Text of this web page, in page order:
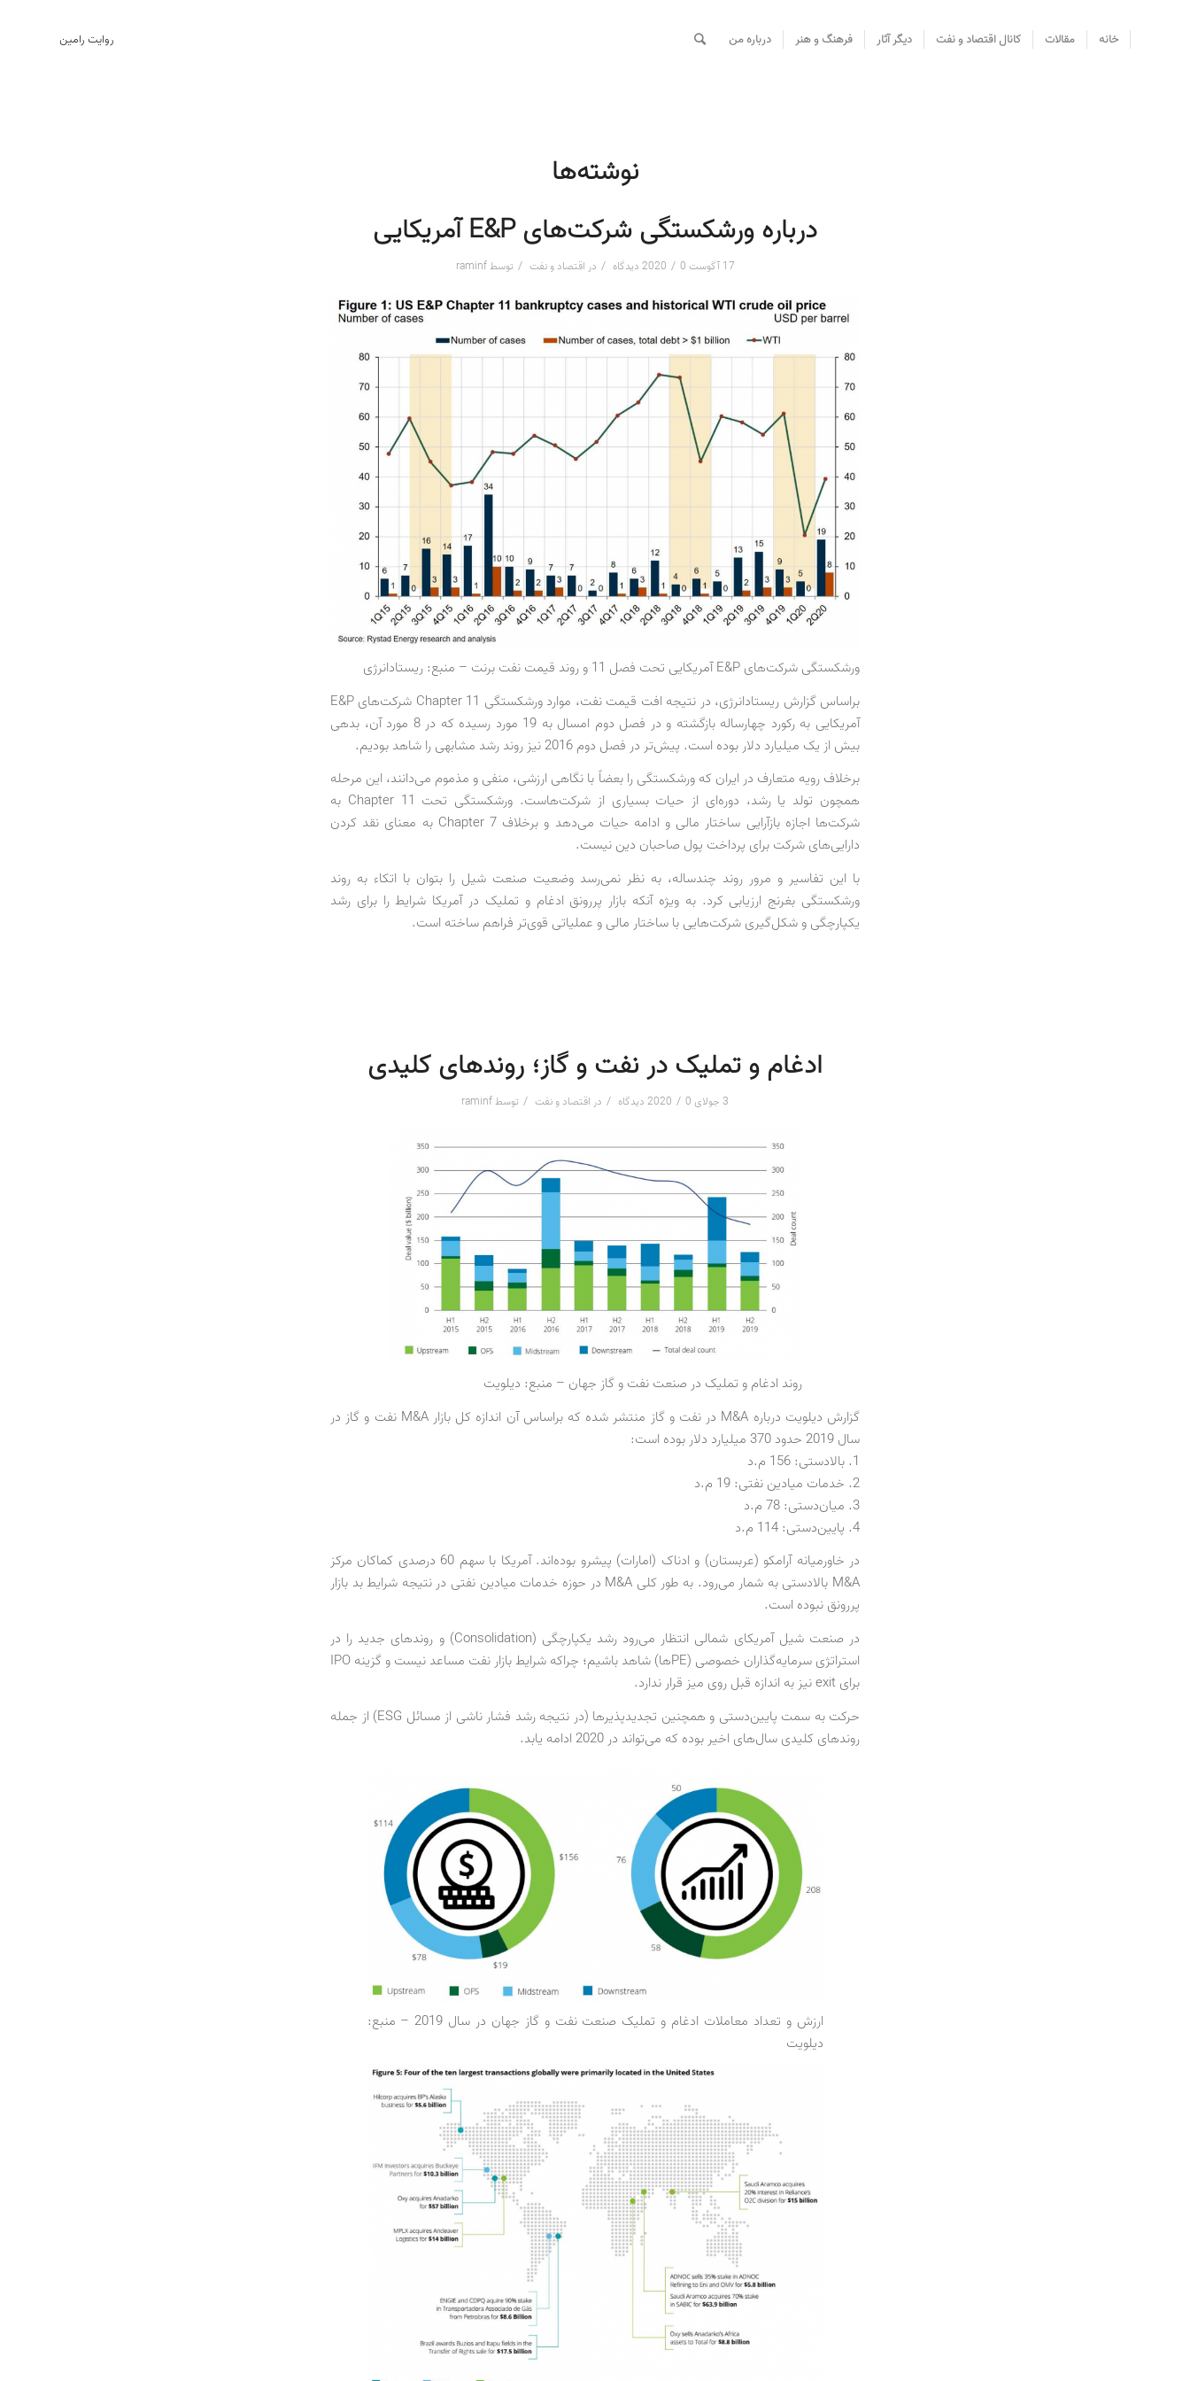
روایت رامین خانه مقالات کانال اقتصاد و نفت دیگر آثار فرهنگ و هنر درباره من
نوشته‌ها
درباره ورشکستگی شرکت‌های E&P آمریکایی
17 آگوست 2020 / 0 دیدگاه / در اقتصاد و نفت / توسطraminf
ورشکستگی شرکت‌های E&P آمریکایی تحت فصل 11 و روند قیمت نفت برنت – منبع: ریستادانرژی
براساس گزارش ریستادانرژی، در نتیجه افت قیمت نفت، موارد ورشکستگی Chapter 11 شرکت‌های E&P
آمریکایی به رکورد چهارساله بازگشته و در فصل دوم امسال به 19 مورد رسیده که در 8 مورد آن، بدهی
بیش از یک میلیارد دلار بوده است. پیش‌تر در فصل دوم 2016 نیز روند رشد مشابهی را شاهد بودیم.
برخلاف رویه متعارف در ایران که ورشکستگی را بعضاً با نگاهی ارزشی، منفی و مذموم می‌دانند، این مرحله
همچون تولد یا رشد، دوره‌ای از حیات بسیاری از شرکت‌هاست. ورشکستگی تحت Chapter 11 به
شرکت‌ها اجازه بازآرایی ساختار مالی و ادامه حیات می‌دهد و برخلاف Chapter 7 به معنای نقد کردن
دارایی‌های شرکت برای پرداخت پول صاحبان دین نیست.
با این تفاسیر و مرور روند چندساله، به نظر نمی‌رسد وضعیت صنعت شیل را بتوان با اتکاء به روند
ورشکستگی بغرنج ارزیابی کرد. به ویژه آنکه بازار پررونق ادغام و تملیک در آمریکا شرایط را برای رشد
یکپارچگی و شکل‌گیری شرکت‌هایی با ساختار مالی و عملیاتی قوی‌تر فراهم ساخته است.
ادغام و تملیک در نفت و گاز؛ روندهای کلیدی
3 جولای 2020 / 0 دیدگاه / در اقتصاد و نفت / توسط raminf
روند ادغام و تملیک در صنعت نفت و گاز جهان – منبع: دیلویت
گزارش دیلویت درباره M&A در نفت و گاز منتشر شده که براساس آن اندازه کل بازار M&A نفت و گاز در
سال 2019 حدود 370 میلیارد دلار بوده است:
1. بالادستی: 156 م.د
2. خدمات میادین نفتی: 19 م.د
3. میان‌دستی: 78 م.د
4. پایین‌دستی: 114 م.د
در خاورمیانه آرامکو (عربستان) و ادناک (امارات) پیشرو بوده‌اند. آمریکا با سهم 60 درصدی کماکان مرکز
M&A بالادستی به شمار می‌رود. به طور کلی M&A در حوزه خدمات میادین نفتی در نتیجه شرایط بد بازار
پررونق نبوده است.
در صنعت شیل آمریکای شمالی انتظار می‌رود رشد یکپارچگی (Consolidation) و روندهای جدید را در
استراتژی سرمایه‌گذاران خصوصی (PEها) شاهد باشیم؛ چراکه شرایط بازار نفت مساعد نیست و گزینه IPO
برای exit نیز به اندازه قبل روی میز قرار ندارد.
حرکت به سمت پایین‌دستی و همچنین تجدیدپذیرها (در نتیجه رشد فشار ناشی از مسائل ESG) از جمله
روندهای کلیدی سال‌های اخیر بوده که می‌تواند در 2020 ادامه یابد.
ارزش و تعداد معاملات ادغام و تملیک صنعت نفت و گاز جهان در سال 2019 – منبع:
دیلویت